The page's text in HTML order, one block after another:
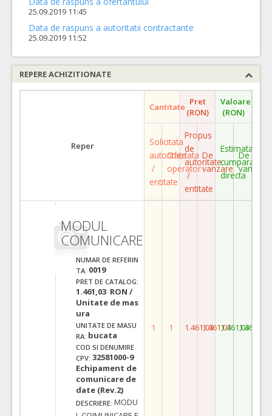
25.09.2019 11:45
Data de raspuns a autoritatii contractante
25.09.2019 11:52
REPERE ACHIZITIONATE
Reper
Cantitate Pret
(RON)
Valoare
(RON)
Solicitata
autoritate
/
entitate
Ofertata
operator
Propus
de
autoritate
/
entitate
De
vanzare
Estimata
cumparare
directa
De
vanzare
MODUL
COMUNICARE
NUMAR DE REFERIN
TA: 0019
PRET DE CATALOG:
1.461,03 RON /
Unitate de mas
ura
UNITATE DE MASU
RA: bucata
COD SI DENUMIRE
CPV: 32581000-9
Echipament de
comunicare de
date (Rev.2)
DESCRIERE: MODU
1 1 1.461,031.461,031.461,031.461,03